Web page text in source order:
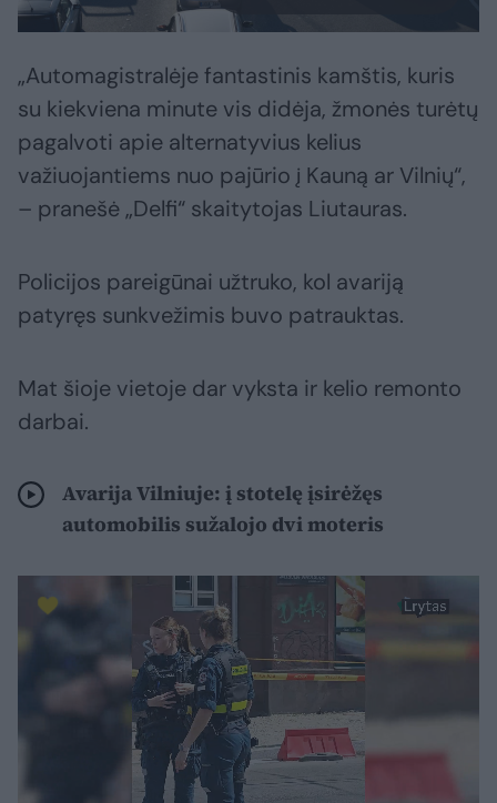
„Automagistralėje fantastinis kamštis, kuris
su kiekviena minute vis didėja, žmonės turėtų
pagalvoti apie alternatyvius kelius
važiuojantiems nuo pajūrio į Kauną ar Vilnių“,
– pranešė „Delfi“ skaitytojas Liutauras.
Policijos pareigūnai užtruko, kol avariją
patyręs sunkvežimis buvo patrauktas.
Mat šioje vietoje dar vyksta ir kelio remonto
darbai.
Avarija Vilniuje: į stotelę įsirėžęs
automobilis sužalojo dvi moteris